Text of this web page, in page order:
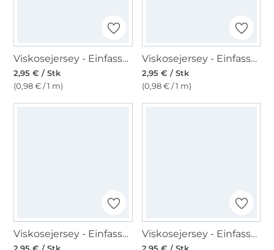
Viskosejersey - Einfassband 3m, blassgrün
2,95 € / Stk
(0,98 € / 1 m)
Viskosejersey - Einfassband 3m, blassblau
2,95 € / Stk
(0,98 € / 1 m)
Viskosejersey - Einfassband 3m, army Viskosejersey - Einfassband 3m, lindgrün